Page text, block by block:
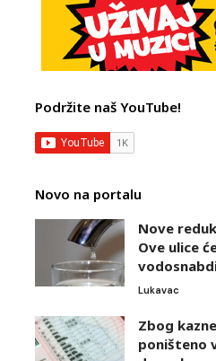
Podržite naš YouTube!
Novo na portalu
Nove
Ove ulice
Lukavac
Zbog
poništeno